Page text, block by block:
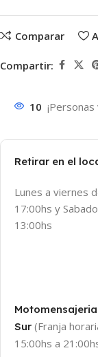
Comparar
Compartir:
10
Retirar en el
Lunes a viernes
17:00hs y
13:00hs
Motomensajeria
Sur (Franja
15:00hs a